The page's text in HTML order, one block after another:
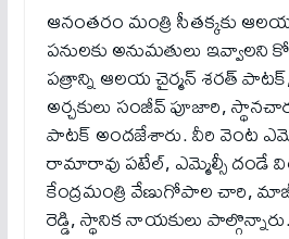
ఆనంతరం మంత్రి సీతక్కకు ఆలయ
పనులకు అనుమతులు ఇవ్వాలని
పత్రాన్ని ఆలయ చైర్మన్ శరత్
అర్చకులు సంజీవ్ పూజారి,
పాటక్ అందజేశారు. వీరి వెంట
రామారావు పటేల్, ఎమ్మెల్సీ దండే
కేంద్రమంత్రి వేణుగోపాల చారి,
రెడ్డి, స్థానిక నాయకులు పాల్గొన్నారు.